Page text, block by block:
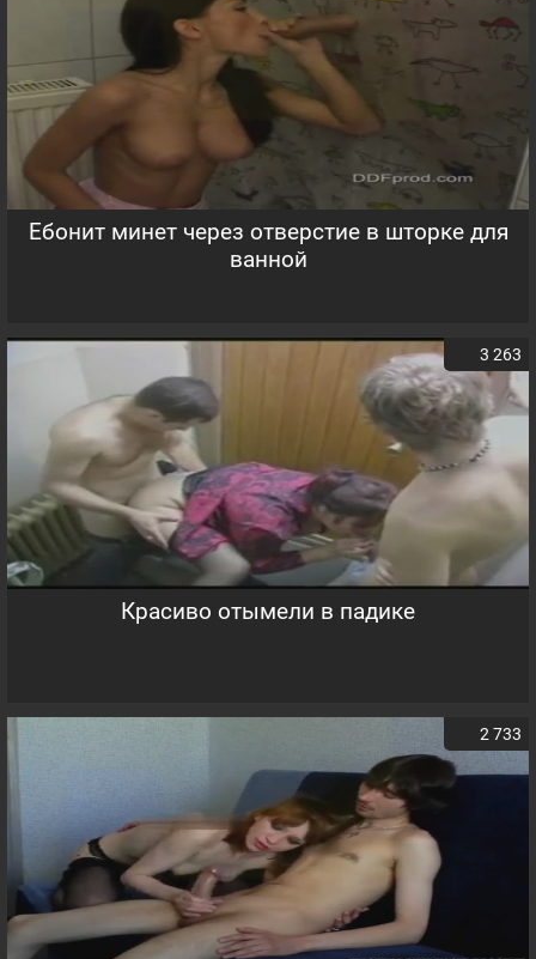
Ебонит минет через отверстие в шторке для
ванной
3 263
Красиво отымели в падике
2 733